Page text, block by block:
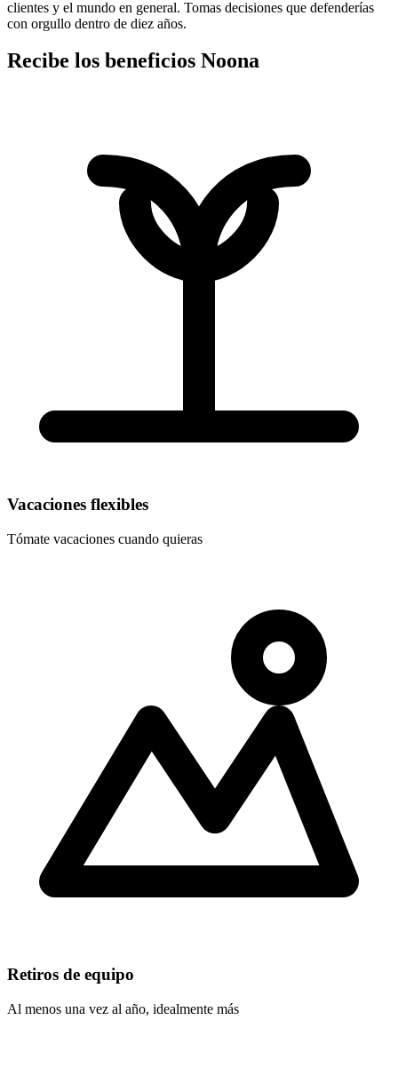
clientes y el mundo en general. Tomas decisiones que defenderías
con orgullo dentro de diez años.
Recibe los beneficios Noona
Vacaciones flexibles
Tómate vacaciones cuando quieras
Retiros de equipo
Al menos una vez al año, idealmente más